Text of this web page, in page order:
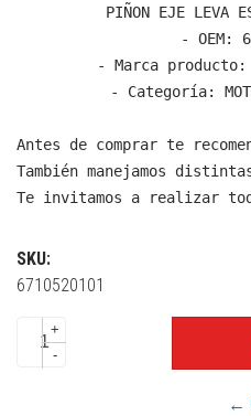
PIÑON EJE LEVA
- OEM:
- Marca
- Categoría:
Antes de comprar te
También manejamos
Te invitamos a realizar
SKU:
6710520101
+
-
←